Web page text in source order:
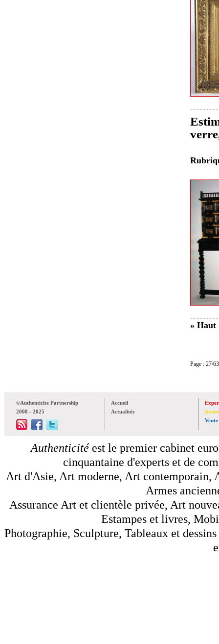
» Haut
Page :
©Authenticite Partnership
2008 - 2025
Accueil
Actualités
Vente
Authenticitéest le premier cabinet
cinquantaine d'experts et de
Art d'Asie, Art moderne, Art contemporain,
Armes
Assurance Art et clientèle privée, Art
Estampes et livres,
Photographie, Sculpture, Tableaux et